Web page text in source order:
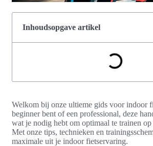
Inhoudsopgave artikel
Welkom bij onze ultieme gids voor indoor
beginner bent of een professional, deze
wat je nodig hebt om optimaal te trainen
Met onze tips, technieken en
maximale uit je indoor fietservaring.